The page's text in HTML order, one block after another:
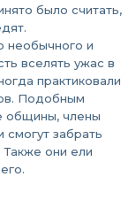
было считать,
необычного и
вселять ужас в
практиковали
Подобным
общины, члены
смогут забрать
они ели